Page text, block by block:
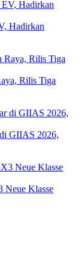
Hadirkan
Rilis Tiga
GIIAS 2026,
Klasse